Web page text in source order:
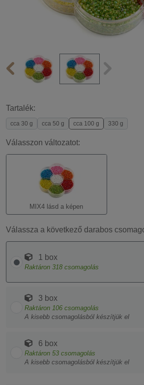
Tartalék:
cca 30 g cca 50 g cca 100 g 330 g
Válasszon változatot:
MIX4 lásd a képen
Válassza a következő darabos
1 box
Raktáron 318 csomagolás
3 box
Raktáron 106 csomagolás
A kisebb csomagolásból készítjük el
6 box
Raktáron 53 csomagolás
A kisebb csomagolásból készítjük el